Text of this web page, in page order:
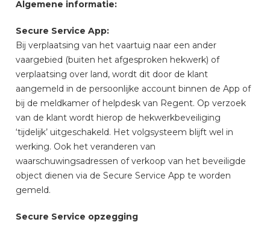
Algemene informatie:
Secure Service App:
Bij verplaatsing van het vaartuig naar een ander
vaargebied (buiten het afgesproken hekwerk) of
verplaatsing over land, wordt dit door de klant
aangemeld in de persoonlijke account binnen de App of
bij de meldkamer of helpdesk van Regent. Op verzoek
van de klant wordt hierop de hekwerkbeveiliging
‘tijdelijk’ uitgeschakeld. Het volgsysteem blijft wel in
werking. Ook het veranderen van
waarschuwingsadressen of verkoop van het beveiligde
object dienen via de Secure Service App te worden
gemeld.
Secure Service opzegging